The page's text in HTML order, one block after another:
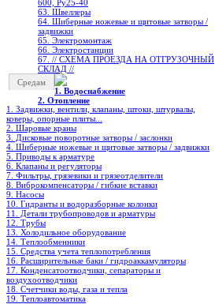
600, Ру25-40
63. Швеллеры
64. Шиберные ножевые и щитовые затворы /
задвижки
65. Электромонтаж
66. Электростанции
67. // СХЕМА ПРОЕЗДА НА ОТГРУЗОЧНЫЙ
СКЛАД //
Средам
1. Водоснабжение
2. Отопление
1. Задвижки, вентили, клапаны, штоки, штурвалы,
коверы, опорные плиты...
2. Шаровые краны
3. Дисковые поворотные затворы / заслонки
4. Шиберные ножевые и щитовые затворы / задвижки
5. Приводы к арматуре
6. Клапаны и регуляторы
7. Фильтры, грязевики и грязеотделители
8. Виброкомпенсаторы / гибкие вставки
9. Насосы
10. Гидранты и водоразборные колонки
11. Детали трубопроводов и арматуры
12. Трубы
13. Холодильное oборудование
14. Теплообменники
15. Средства учета теплопотребления
16. Расширительные баки / гидроаккамуляторы
17. Конденсатоотводчики, сепараторы и
воздухоотводчики
18. Счетчики воды, газа и тепла
19. Теплоавтоматика